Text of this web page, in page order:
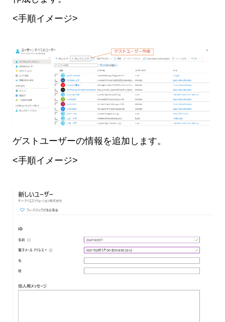
<手順イメージ>
ゲストユーザーの情報を追加します。
<手順イメージ>